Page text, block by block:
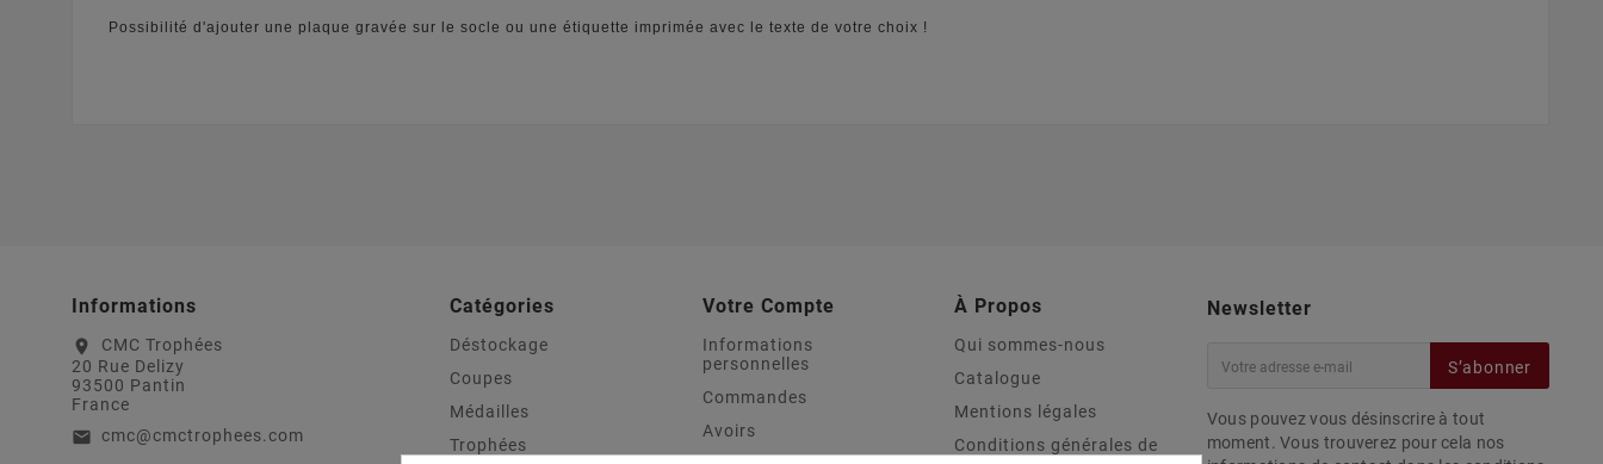
Possibilité d'ajouter une plaque gravée sur le socle ou une étiquette imprimée avec le texte de votre choix !
Informations
location_on
CMC Trophées
20 Rue Delizy
93500 Pantin
France
email cmc@cmctrophees.com
Catégories
Déstockage
Coupes
Médailles
Trophées
Votre Compte
Informations
personnelles
Commandes
Avoirs
À Propos
Qui sommes-nous
Catalogue
Mentions légales
Conditions générales de
Newsletter
S’abonner
Vous pouvez vous désinscrire à tout
moment. Vous trouverez pour cela nos